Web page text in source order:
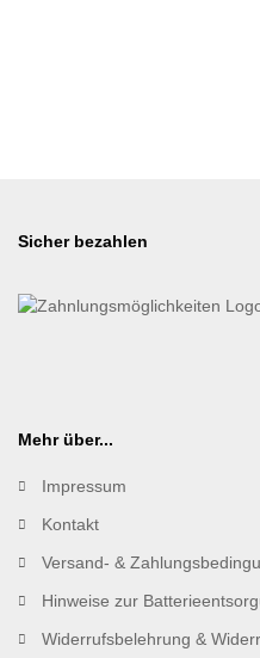
Sicher bezahlen
Mehr über...
Impressum
Kontakt
Versand- &
Hinweise zur
Widerrufsbelehrung &